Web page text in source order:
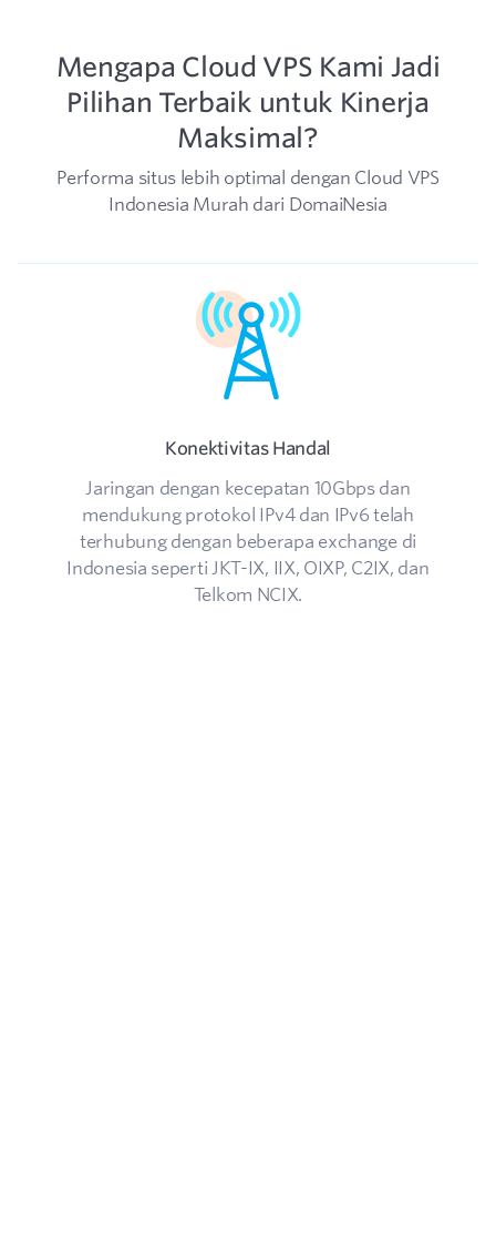
Mengapa Cloud VPS Kami Jadi
Pilihan Terbaik untuk Kinerja
Maksimal?
Performa situs lebih optimal dengan Cloud VPS
Indonesia Murah dari DomaiNesia
Konektivitas Handal
Jaringan dengan kecepatan 10Gbps dan
mendukung protokol IPv4 dan IPv6 telah
terhubung dengan beberapa exchange di
Indonesia seperti JKT-IX, IIX, OIXP, C2IX, dan
Telkom NCIX.